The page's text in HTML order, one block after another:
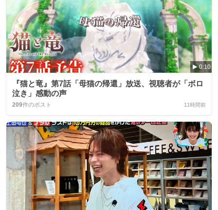
0:10
『猫と竜』第7話「母猫の帰還」放送、視聴者が「ボロ
泣き」感動の声
209件のポスト 11時間前